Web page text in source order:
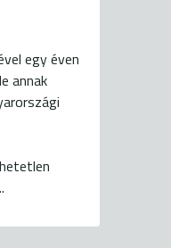
egy éven
annak